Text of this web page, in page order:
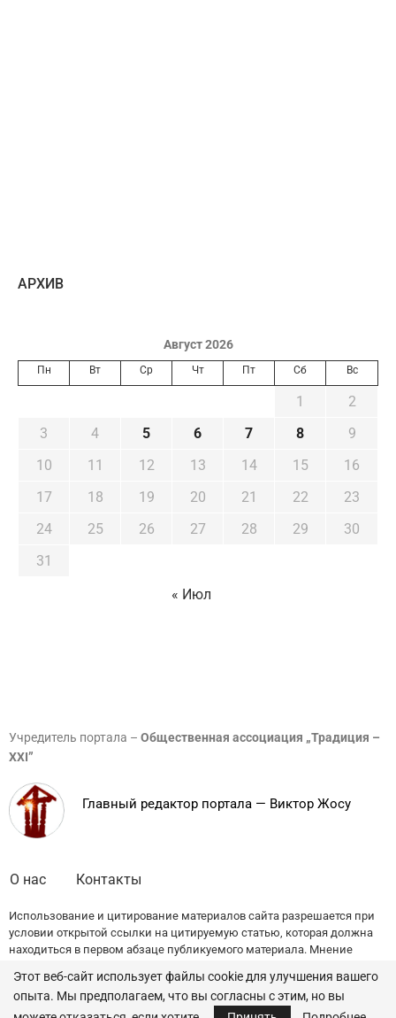
AРХИВ
Август 2026
Пн Вт Ср Чт Пт Сб Вс
1
2
3
4 5 6 7 8
9
10
11 12 13 14 15
16
17
18 19 20 21 22
23
24
25 26 27 28 29
30
31
« Июл
Учредитель портала – Общественная ассоциация „Традиция –
XXI”
Главный редактор портала — Виктор Жосу
О нас Контакты
Использование и цитирование материалов сайта разрешается при
условии открытой ссылки на цитируемую статью, которая должна
находиться в первом абзаце публикуемого материала. Мнение
© 2022 — All Rights Reserved. Traditia.md
Этот веб-сайт использует файлы cookie для улучшения вашего
опыта. Мы предполагаем, что вы согласны с этим, но вы